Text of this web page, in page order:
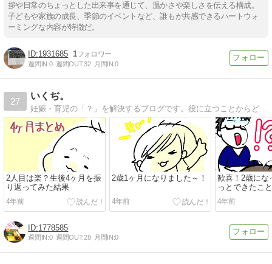
拶や日常のちょっとした出来事を通じて、温かさや楽しさを伝える構成。
子どもや家族の成長、季節のイベントなど、誰もが共感できるハートウォ
ーミングな内容が特徴だ。
1931685 1
週間IN:0 週間OUT:32 月間IN:0
27
いくぢ。
妊娠・育児の「？」を解決するブログです。役に立つことからどうでもいい事までフリーダムに配信しています♪
2人目は楽？生後4ヶ月を振
り返ってみた結果
4年前
2歳1ヶ月になりました～！
4年前
歓喜！2歳にな
っとできたこと
4年前
1778585
週間IN:0 週間OUT:28 月間IN:0